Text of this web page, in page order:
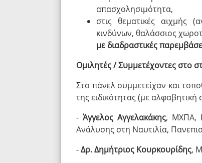
απασχολησιμότητα,
στις θεματικές αιχμής
κινδύνων, θαλάσσιος
με διαδραστικές
Ομιλητές / Συμμετέχοντες στο
Στο πάνελ συμμετείχαν και
της ειδικότητας (με αλφαβητική
-Άγγελος Αγγελακάκης, ΜΧΠΑ,
Ανάλυσης στη Ναυτιλία,
-Δρ. Δημήτριος Κουρκουρίδης,